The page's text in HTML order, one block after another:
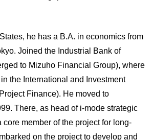
he has a B.A. in economics from
Joined the Industrial Bank of
to Mizuho Financial Group), where
the International and Investment
Finance). He moved to
There, as head of i-mode strategic
member of the project for long-
on the project to develop and